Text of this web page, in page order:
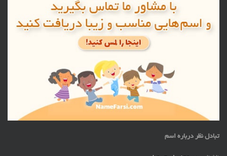
تبادل نظر درباره اسم